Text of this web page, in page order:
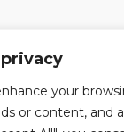
your
or content, and
361